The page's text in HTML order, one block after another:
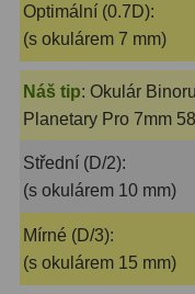
Diagonální hranoly
Amici hranoly 45°11
Amici hranoly 90°7
AstroFoto306
Planetární kamery19
Deep-Sky kamery28
Optimální (0.7D):
(s okulárem 7 mm)
Náš tip: Okulár
Planetary Pro 7mm
Střední (D/2):
(s okulárem 10 mm)
Mírné (D/3):
(s okulárem 15 mm)